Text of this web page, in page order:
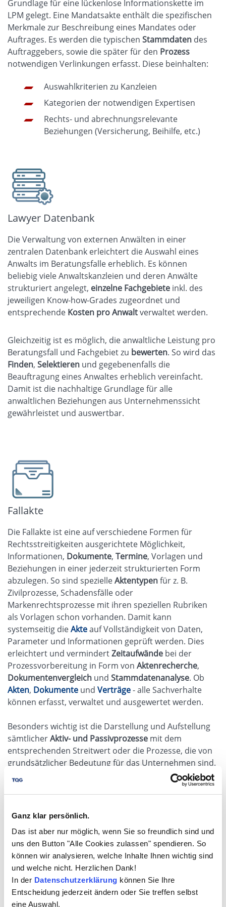
Ganz klar persönlich.
Das ist aber nur möglich, wenn Sie so freundlich sind und
uns den Button "Alle Cookies zulassen" spendieren. So
können wir analysieren, welche Inhalte Ihnen wichtig sind
und welche nicht. Herzlichen Dank!
In der Datenschutzerklärung können Sie Ihre
Entscheidung jederzeit ändern oder Sie treffen selbst
eine Auswahl.
Grundlage für eine lückenlose Informationskette im
LPM gelegt. Eine Mandatsakte enthält die spezifischen
Merkmale zur Beschreibung eines Mandates oder
Auftrages. Es werden die typischen Stammdaten des
Auftraggebers, sowie die später für den Prozess
notwendigen Verlinkungen erfasst. Diese beinhalten:
Auswahlkriterien zu Kanzleien
Kategorien der notwendigen Expertisen
Rechts- und abrechnungsrelevante
Beziehungen (Versicherung, Beihilfe, etc.)
Lawyer Datenbank
Die Verwaltung von externen Anwälten in einer
zentralen Datenbank erleichtert die Auswahl eines
Anwalts im Beratungsfalle erheblich. Es können
beliebig viele Anwaltskanzleien und deren Anwälte
strukturiert angelegt, einzelne Fachgebiete inkl. des
jeweiligen Know-how-Grades zugeordnet und
entsprechende Kosten pro Anwaltverwaltet werden.
Gleichzeitig ist es möglich, die anwaltliche Leistung pro
Beratungsfall und Fachgebiet zu bewerten. So wird das
Finden, Selektieren und gegebenenfalls die
Beauftragung eines Anwaltes erheblich vereinfacht.
Damit ist die nachhaltige Grundlage für alle
anwaltlichen Beziehungen aus Unternehmenssicht
gewährleistet und auswertbar.
Fallakte
Die Fallakte ist eine auf verschiedene Formen für
Rechtsstreitigkeiten ausgerichtete Möglichkeit,
Informationen, Dokumente, Termine, Vorlagen und
Beziehungen in einer jederzeit strukturierten Form
abzulegen. So sind spezielleAktentypenfür z. B.
Zivilprozesse, Schadensfälle oder
Markenrechtsprozesse mit ihren speziellen Rubriken
als Vorlagen schon vorhanden. Damit kann
systemseitig dieAkteauf Vollständigkeit von Daten,
Parameter und Informationen geprüft werden. Dies
erleichtert und vermindertZeitaufwände bei der
Prozessvorbereitung in Form von Aktenrecherche,
Dokumentenvergleich und Stammdatenanalyse. Ob
Akten, Dokumente und Verträge- alle Sachverhalte
können erfasst, verwaltet und ausgewertet werden.
Besonders wichtig ist die Darstellung und Aufstellung
sämtlicherAktiv- und Passivprozesse mit dem
entsprechenden Streitwert oder die Prozesse, die von
grundsätzlicher Bedeutung für das Unternehmen sind.
Gerade an dieser Stelle ist die Verbindung zu dem
von Bedeutung, um zu
Revisionen, Prozessverzögerungen, etc.) schon im
Vorfeld, aber auch immer wieder interaktiv im Prozess,
zu erfassen, zu bewerten und eventuell notwendige
interne Entscheidungen mit Fakten und Informationen
zu unterstützen.